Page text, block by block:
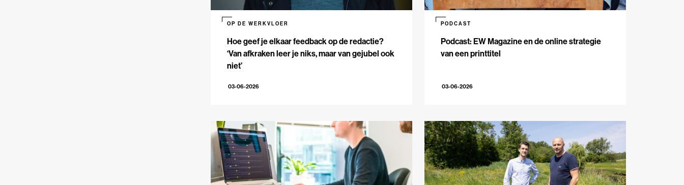
Hoe geef je elkaar feedback op de redactie?
‘Van afkraken leer je niks, maar van gejubel ook
niet’
OP DE WERKVLOER
03-06-2026
Podcast: EW Magazine en de online strategie
van een printtitel
PODCAST
03-06-2026